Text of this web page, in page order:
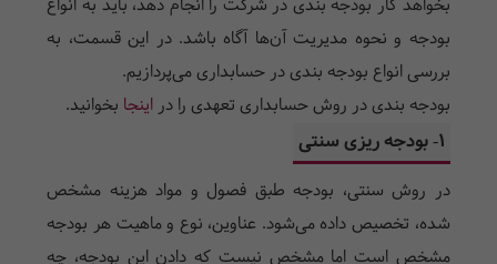
بخواهد کار بودجه بندی در شرکت را انجام دهد، باید به انواع
بودجه و نحوه مدیریت آن‌ها آگاه باشد. در این قسمت، به
بررسی انواع بودجه بندی در حسابداری می‌پردازیم.
بودجه بندی در روش حسابداری تعهدی را دراینجا بخوانید.
1- بودجه ریزی سنتی
در روش سنتی، بودجه طبق فصول و مواد هزینه مشخص
شده، تخصیص داده می‌شود. عناوین، نوع و ماهیت هر بودجه
مشخص است اما مشخص نیست که دادن این بودجه، چه